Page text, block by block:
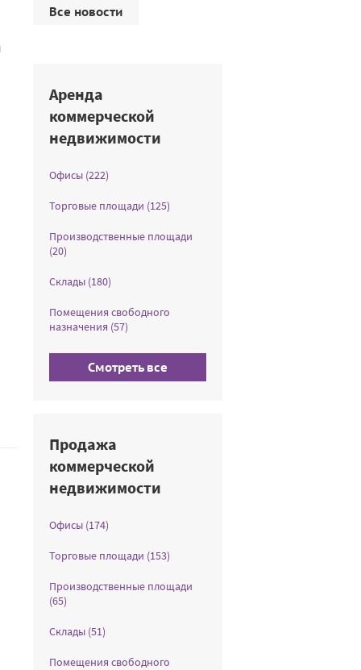
Все новости
Аренда
коммерческой
недвижимости
Офисы (222)
Торговые площади (125)
Производственные площади
(20)
Склады (180)
Помещения свободного
назначения (57)
Смотреть все
Продажа
коммерческой
недвижимости
Офисы (174)
Торговые площади (153)
Производственные площади
(65)
Склады (51)
Помещения свободного